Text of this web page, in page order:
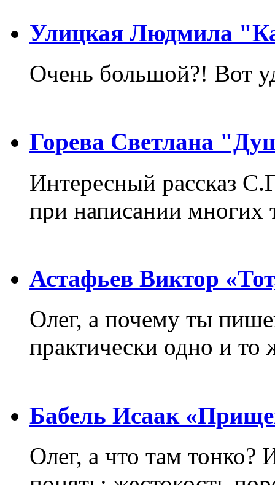
Улицкая Людмила
Очень большой?! Вот
Горева Светлана
Интересный рассказ
при написании многих
Астафьев Виктор
Олег, а почему ты
практически одно и то
Бабель Исаак
Олег, а что там тонко?